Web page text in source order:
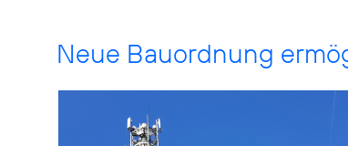
Neue Bauordnung